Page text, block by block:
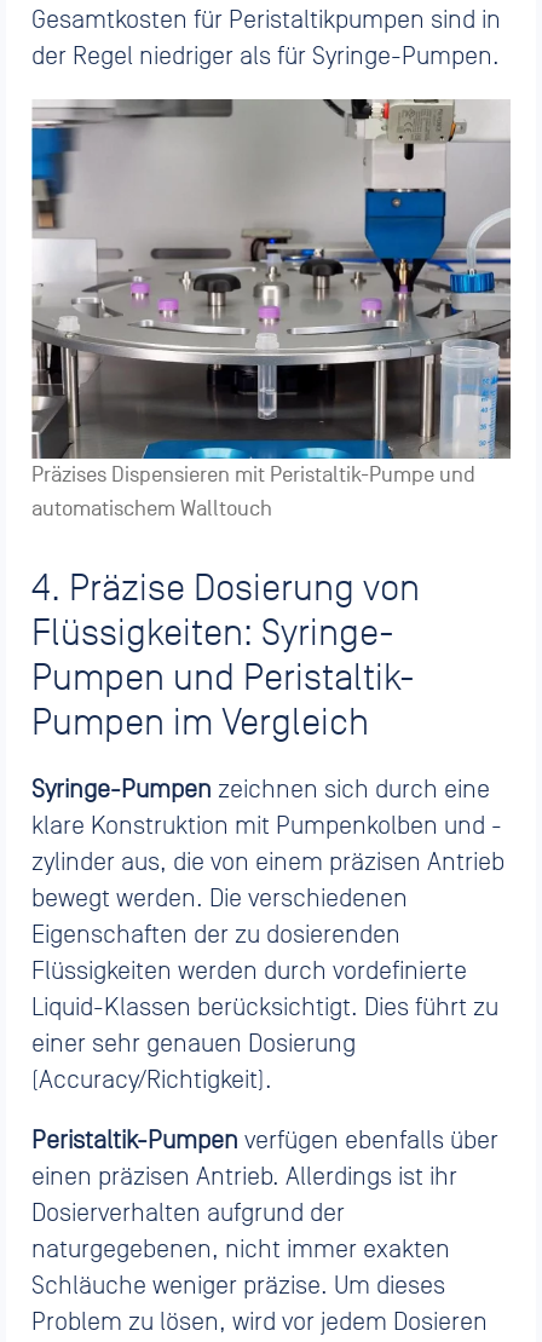
Gesamtkosten für Peristaltikpumpen sind in
der Regel niedriger als für Syringe-Pumpen.
Präzises Dispensieren mit Peristaltik-Pumpe und
automatischem Walltouch
4. Präzise Dosierung von
Flüssigkeiten: Syringe-
Pumpen und Peristaltik-
Pumpen im Vergleich
Syringe-Pumpen zeichnen sich durch eine
klare Konstruktion mit Pumpenkolben und -
zylinder aus, die von einem präzisen Antrieb
bewegt werden. Die verschiedenen
Eigenschaften der zu dosierenden
Flüssigkeiten werden durch vordefinierte
Liquid-Klassen berücksichtigt. Dies führt zu
einer sehr genauen Dosierung
(Accuracy/Richtigkeit).
Peristaltik-Pumpen verfügen ebenfalls über
einen präzisen Antrieb. Allerdings ist ihr
Dosierverhalten aufgrund der
naturgegebenen, nicht immer exakten
Schläuche weniger präzise. Um dieses
Problem zu lösen, wird vor jedem Dosieren